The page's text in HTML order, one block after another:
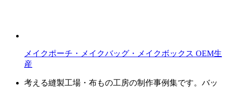
メイクポーチ・メイクバッグ・メイクボックス OEM生
産
考える縫製工場・布もの工房の制作事例集です。バッ